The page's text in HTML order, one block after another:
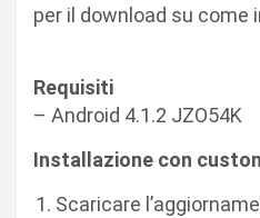
per il download su come
Requisiti
– Android 4.1.2 JZO54K
Installazione con
Scaricare